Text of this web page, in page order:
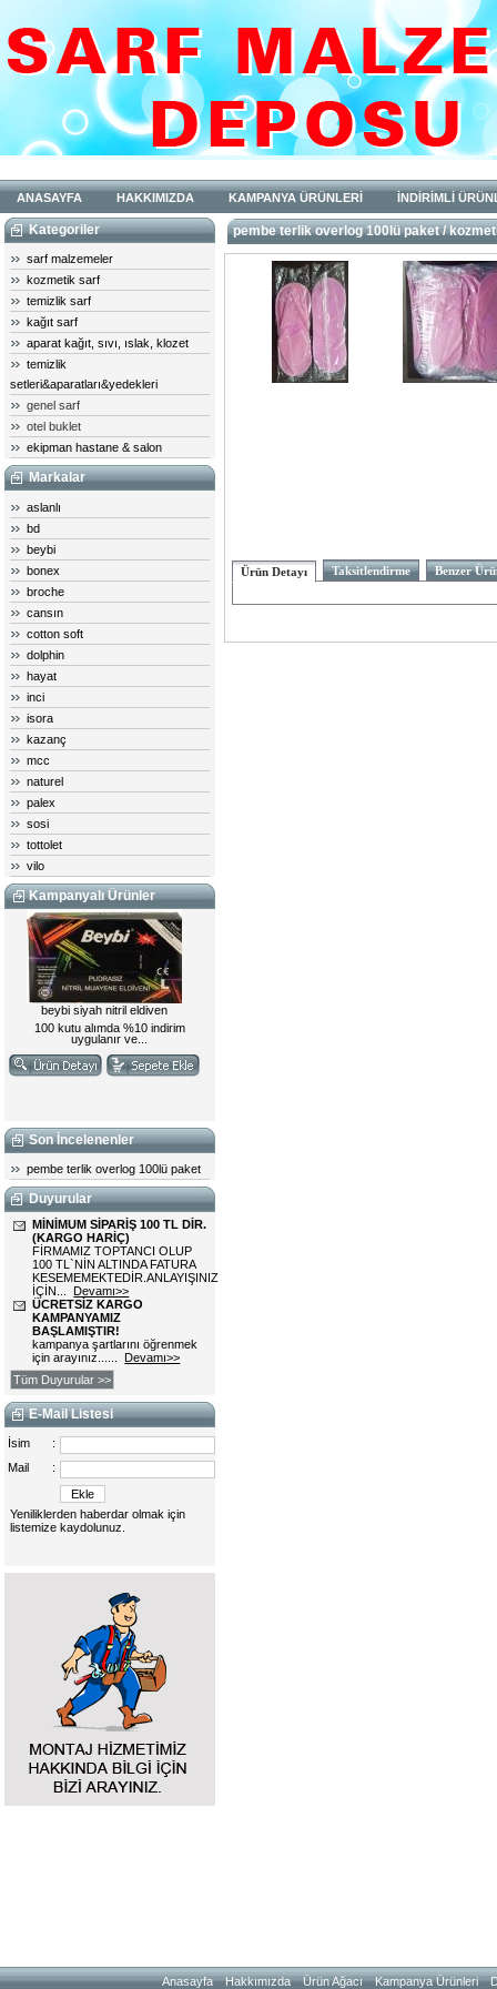
ANASAYFA HAKKIMIZDA KAMPANYA ÜRÜNLERİ İNDİRİMLİ
Kategoriler
sarf malzemeler
kozmetik sarf
temizlik sarf
kağıt sarf
aparat kağıt, sıvı, ıslak, klozet
temizlik
setleri&aparatları&yedekleri
genel sarf
otel buklet
ekipman hastane & salon
Markalar
aslanlı
bd
beybi
bonex
broche
cansın
cotton soft
dolphin
hayat
inci
isora
kazanç
mcc
naturel
palex
sosi
tottolet
vilo
Kampanyalı Ürünler
Son İncelenenler
pembe terlik overlog 100lü paket
Duyurular
MİNİMUM SİPARİŞ 100 TL DİR.
(KARGO HARİÇ)
FİRMAMIZ TOPTANCI OLUP
100 TL`NİN ALTINDA FATURA
KESEMEMEKTEDİR.ANLAYIŞINIZ
İÇİN...
Devamı>>
ÜCRETSİZ KARGO
KAMPANYAMIZ
BAŞLAMIŞTIR!
kampanya şartlarını öğrenmek
için arayınız......
Devamı>>
Tüm Duyurular >>
E-Mail Listesi
İsim
:
Mail
:
Yeniliklerden haberdar olmak için
listemize kaydolunuz.
pembe terlik overlog 100lü paket /
Ürün Detayı Taksitlendirme Benzer
Anasayfa Hakkımızda Ürün Ağacı Kampanya Ürünleri